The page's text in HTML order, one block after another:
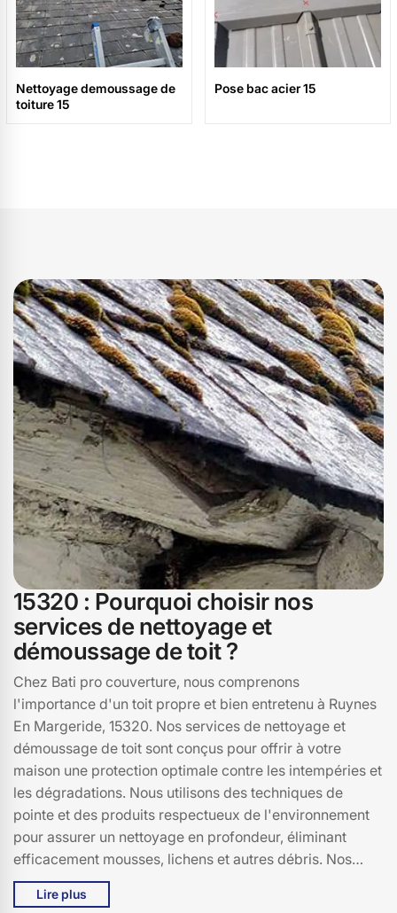
Nettoyage demoussage de
toiture 15
Pose bac acier 15
15320 : Pourquoi choisir nos
services de nettoyage et
démoussage de toit ?
Chez Bati pro couverture, nous comprenons
l'importance d'un toit propre et bien entretenu à Ruynes
En Margeride, 15320. Nos services de nettoyage et
démoussage de toit sont conçus pour offrir à votre
maison une protection optimale contre les intempéries et
les dégradations. Nous utilisons des techniques de
pointe et des produits respectueux de l'environnement
pour assurer un nettoyage en profondeur, éliminant
efficacement mousses, lichens et autres débris. Nos
experts sont formés pour traiter tous types de toitures,
garantissant un service de qualité et une satisfaction
Lire plus